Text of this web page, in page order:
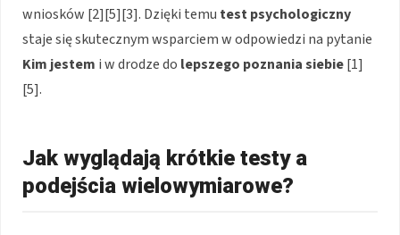
wniosków [2][5][3]. Dzięki temu test psychologiczny
staje się skutecznym wsparciem w odpowiedzi na pytanie
Kim jestem i w drodze do lepszego poznania siebie[1]
[5].
Jak wyglądają krótkie testy a
podejścia wielowymiarowe?